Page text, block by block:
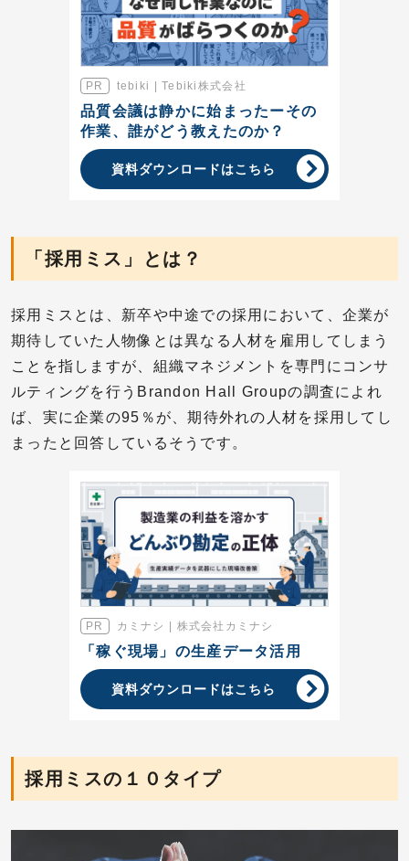
tebiki | Tebiki株式会社
品質会議は静かに始まったーその
作業、誰がどう教えたのか？
資料ダウンロードはこちら
「採用ミス」とは？
採用ミスとは、新卒や中途での採用において、企業が
期待していた人物像とは異なる人材を雇用してしまう
ことを指しますが、組織マネジメントを専門にコンサ
ルティングを行うBrandon Hall Groupの調査によれ
ば、実に企業の95％が、期待外れの人材を採用してし
まったと回答しているそうです。
カミナシ | 株式会社カミナシ
「稼ぐ現場」の生産データ活用
資料ダウンロードはこちら
採用ミスの１０タイプ